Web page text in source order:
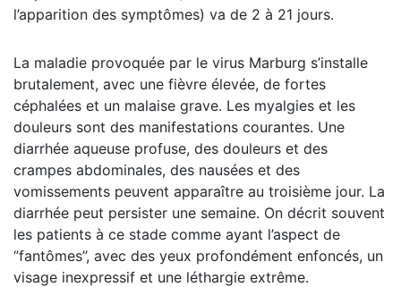
l’apparition des symptômes) va de 2 à 21 jours.
La maladie provoquée par le virus Marburg s’installe
brutalement, avec une fièvre élevée, de fortes
céphalées et un malaise grave. Les myalgies et les
douleurs sont des manifestations courantes. Une
diarrhée aqueuse profuse, des douleurs et des
crampes abdominales, des nausées et des
vomissements peuvent apparaître au troisième jour. La
diarrhée peut persister une semaine. On décrit souvent
les patients à ce stade comme ayant l’aspect de
‘’fantômes’’, avec des yeux profondément enfoncés, un
visage inexpressif et une léthargie extrême.